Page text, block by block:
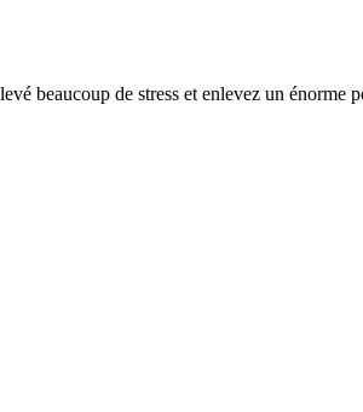
beaucoup de stress et enlevez un énorme